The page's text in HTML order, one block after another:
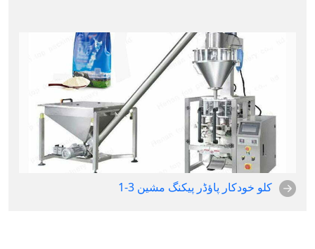
1-3 کلو خودکار پاؤڈر پیکنگ مشین